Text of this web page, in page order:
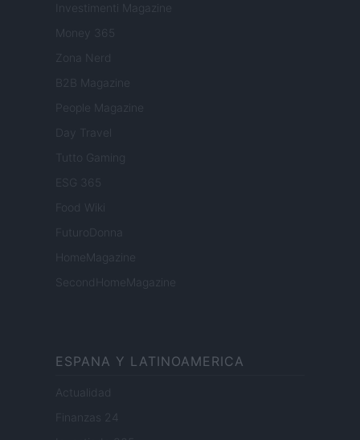
Investimenti Magazine
Money 365
Zona Nerd
B2B Magazine
People Magazine
Day Travel
Tutto Gaming
ESG 365
Food Wiki
FuturoDonna
HomeMagazine
SecondHomeMagazine
ESPANA Y LATINOAMERICA
Actualidad
Finanzas 24